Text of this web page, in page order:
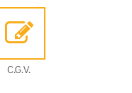
C.G.V.